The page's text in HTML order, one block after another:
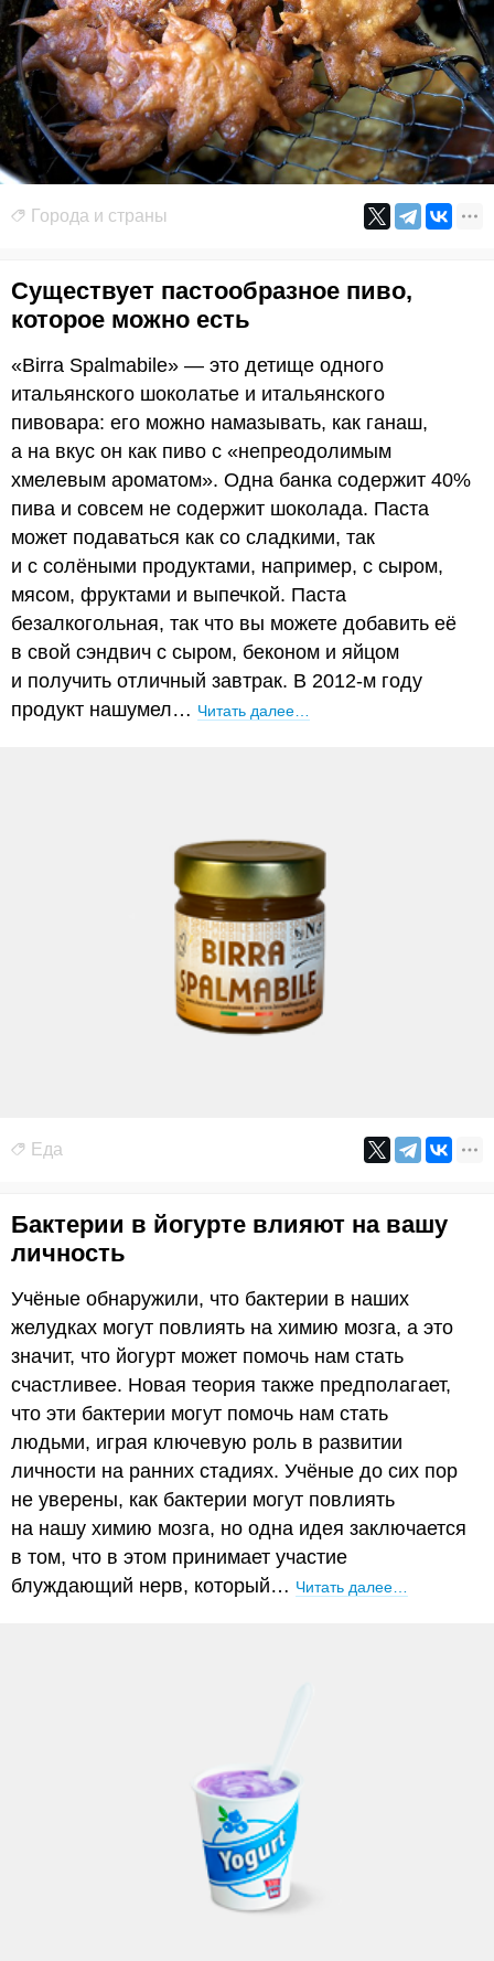
Города и страны
Существует пастообразное пиво,
которое можно есть
«Birra Spalmabile» — это детище одного
итальянского шоколатье и итальянского
пивовара: его можно намазывать, как ганаш,
а на вкус он как пиво с «непреодолимым
хмелевым ароматом». Одна банка содержит 40%
пива и совсем не содержит шоколада. Паста
может подаваться как со сладкими, так
и с солёными продуктами, например, с сыром,
мясом, фруктами и выпечкой. Паста
безалкогольная, так что вы можете добавить её
в свой сэндвич с сыром, беконом и яйцом
и получить отличный завтрак. В 2012-м году
продукт нашумел… Читать далее…
Еда
Бактерии в йогурте влияют на вашу
личность
Учёные обнаружили, что бактерии в наших
желудках могут повлиять на химию мозга, а это
значит, что йогурт может помочь нам стать
счастливее. Новая теория также предполагает,
что эти бактерии могут помочь нам стать
людьми, играя ключевую роль в развитии
личности на ранних стадиях. Учёные до сих пор
не уверены, как бактерии могут повлиять
на нашу химию мозга, но одна идея заключается
в том, что в этом принимает участие
блуждающий нерв, который… Читать далее…